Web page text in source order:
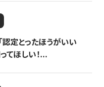
認定とったほうがいい
てほしい！...